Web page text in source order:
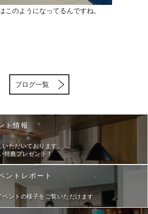
このようになってるんですね。
ブログ一覧
ト情報
ただいております。
特典プレゼント！
ントレポート
ベントの様子をご覧いただけます